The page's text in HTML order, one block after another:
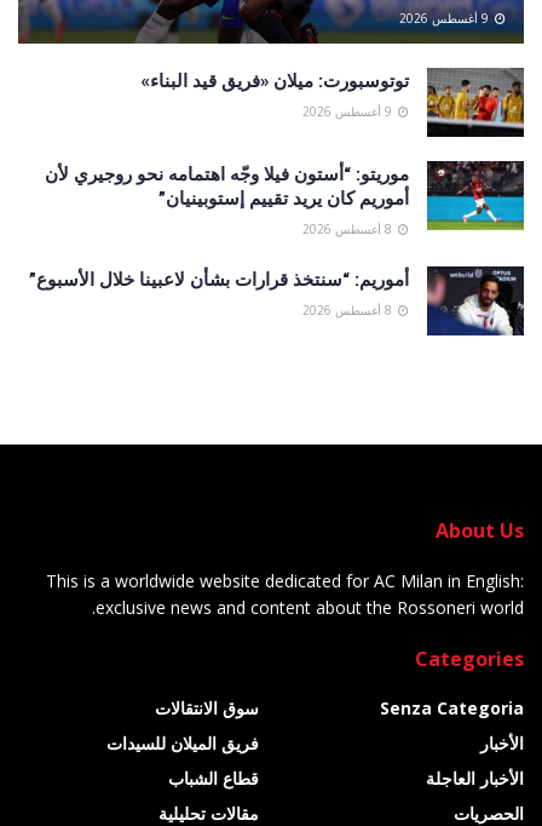
توتوسبورت: ميلان «فريق قيد البناء»
موريتو: “أستون فيلا وجّه اهتمامه نحو روجيري لأن
أموريم كان يريد تقييم إستوبينيان”
أموريم: “سنتخذ قرارات بشأن لاعبينا خلال الأسبوع”
About Us
This is a worldwide website dedicated for AC Milan in English:
exclusive news and content about the Rossoneri world.
Categories
Senza Categoria
الأخبار
الأخبار العاجلة
الحصريات
سوق الانتقالات
فريق الميلان للسيدات
قطاع الشباب
مقالات تحليلية